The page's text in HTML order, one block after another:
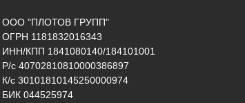
ООО "ПЛОТОВ ГРУПП"
ОГРН 1181832016343
ИНН/КПП 1841080140/184101001
Р/с 40702810810000386897
К/с 30101810145250000974
БИК 044525974